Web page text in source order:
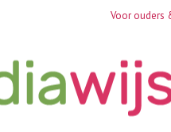
Voor ouders